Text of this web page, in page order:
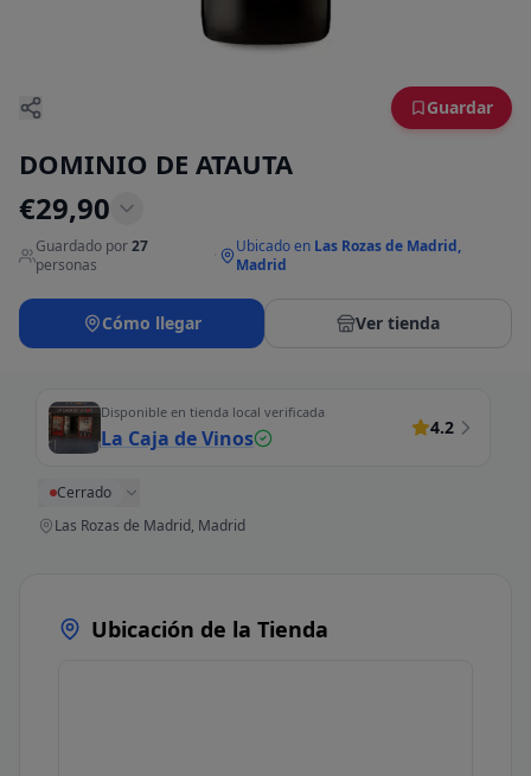
Guardar
DOMINIO DE ATAUTA
€29,90
Guardado por27
personas
Ubicado en Las Rozas de Madrid,
Madrid
Cómo llegar Ver tienda
Disponible en tienda local verificada
La Caja de Vinos 4.2
Cerrado
Las Rozas de Madrid, Madrid
Ubicación de la Tienda